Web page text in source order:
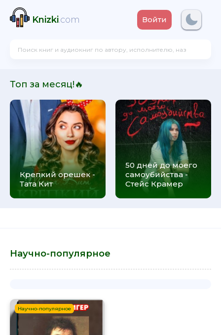
Knizki.com Войти
Топ за месяц!🔥
Крепкий орешек -
Тата Кит
50 дней до моего
самоубийства -
Стейс Крамер
Научно-популярное
Научно-популярное